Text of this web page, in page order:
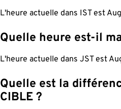
L'heure actuelle dans IST est
Quelle heure est-il
L'heure actuelle dans JST est
Quelle est la
CIBLE ?